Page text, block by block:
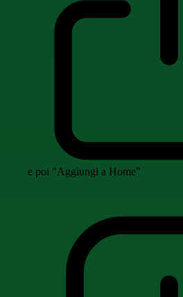
e poi "Aggiungi a Home"